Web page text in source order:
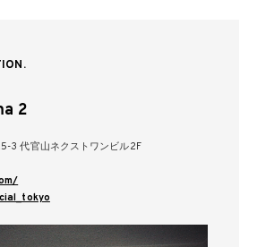
2
3 代官山ネクストワンビル2F